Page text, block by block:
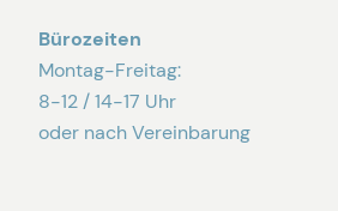
Bürozeiten
Montag-Freitag:
8-12 / 14-17 Uhr
oder nach Vereinbarung